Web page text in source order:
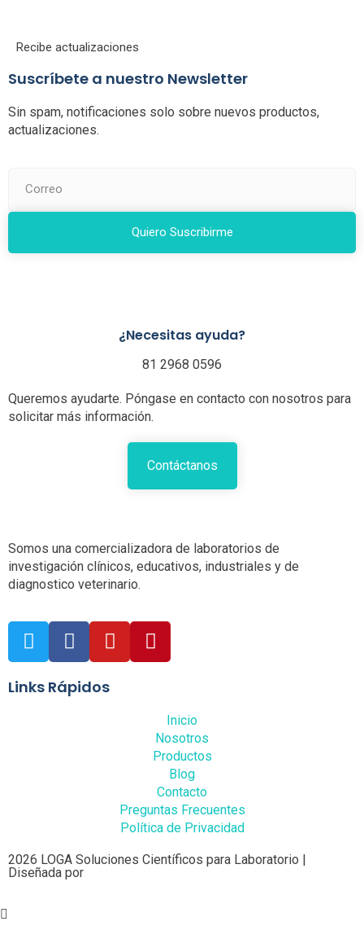
Recibe actualizaciones
Suscríbete a nuestro Newsletter
Sin spam, notificaciones solo sobre nuevos productos,
actualizaciones.
Quiero Suscribirme
¿Necesitas ayuda?
81 2968 0596
Queremos ayudarte. Póngase en contacto con nosotros para
solicitar más información.
Contáctanos
Somos una comercializadora de laboratorios de
investigación clínicos, educativos, industriales y de
diagnostico veterinario.
Links Rápidos
Inicio
Nosotros
Productos
Blog
Contacto
Preguntas Frecuentes
Política de Privacidad
2026 LOGA Soluciones Científicos para Laboratorio |
Diseñada por